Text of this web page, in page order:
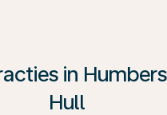
in
Hull